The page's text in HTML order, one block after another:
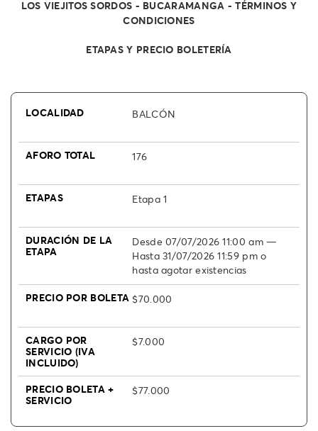
LOS VIEJITOS SORDOS - BUCARAMANGA - TÉRMINOS Y
CONDICIONES
ETAPAS Y PRECIO BOLETERÍA
BALCÓN
176
Etapa 1
Desde 07/07/2026 11:00 am —
Hasta 31/07/2026 11:59 pm o
hasta agotar existencias
$70.000
$7.000
$77.000